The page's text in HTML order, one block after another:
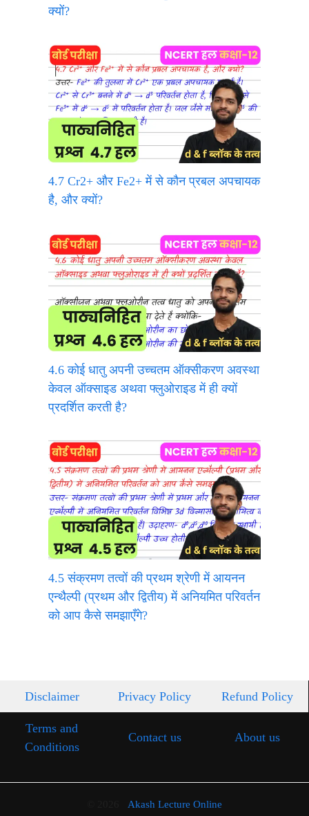
क्यों?
4.7 Cr2+ और Fe2+ में से कौन प्रबल अपचायक
है, और क्यों?
4.6 कोई धातु अपनी उच्चतम ऑक्सीकरण अवस्था
केवल ऑक्साइड अथवा फ्लुओराइड में ही क्यों
प्रदर्शित करती है?
4.5 संक्रमण तत्वों की प्रथम श्रेणी में आयनन
एन्थैल्पी (प्रथम और द्वितीय) में अनियमित परिवर्तन
को आप कैसे समझाएँगे?
Disclaimer Privacy Policy Refund Policy
Terms and
Conditions
Contact us About us
Akash Lecture Online